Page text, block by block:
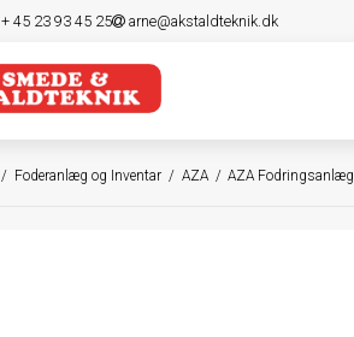
+ 45 23 93 45 25 arne@akstaldteknik.dk
/ Foderanlæg og Inventar / AZA / AZA Fodringsanlæg